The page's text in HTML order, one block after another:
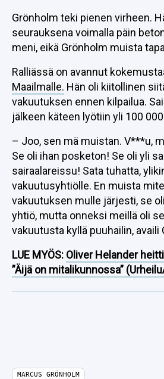
Grönholm teki pienen virheen.
seurauksena voimalla päin
meni, eikä Grönholm muista
Ralliässä on avannut
Maailmalle. Hän oli kiitollinen
vakuutuksen ennen kilpailua.
jälkeen käteen lyötiin yli 100
– Joo, sen mä muistan. V***u,
Se oli ihan posketon! Se oli yli
sairaalareissu! Sata tuhatta,
vakuutusyhtiölle. En muista
vakuutuksen mulle järjesti, se
yhtiö, mutta onneksi meillä oli
vakuutusta kyllä puuhailin, availi
LUE MYÖS: Oliver Helander
”Äijä on mitalikunnossa”
MARCUS GRÖNHOLM